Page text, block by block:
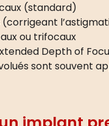
(standard)
ou trifocaux
Depth of
sont souvent